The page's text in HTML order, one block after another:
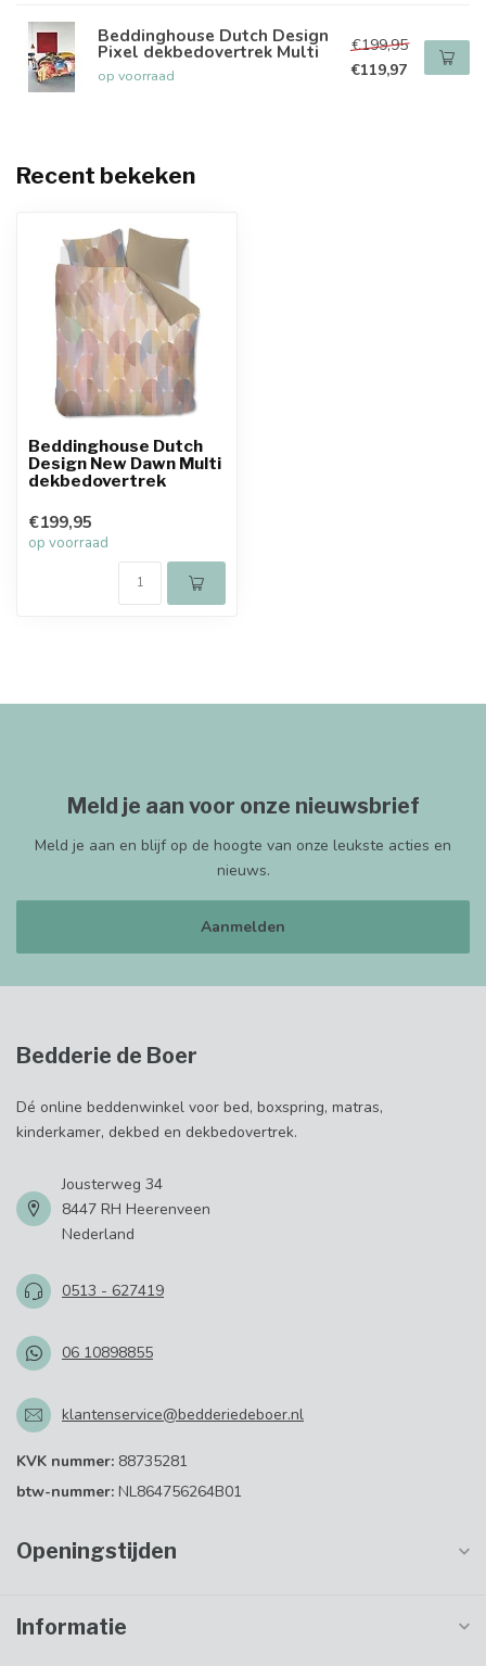
Beddinghouse Dutch Design
Pixel dekbedovertrek Multi
op voorraad
€199,95
€119,97
Recent bekeken
Beddinghouse Dutch
Design New Dawn Multi
dekbedovertrek
€199,95
op voorraad
Meld je aan voor onze nieuwsbrief
Meld je aan en blijf op de hoogte van onze leukste acties en
nieuws.
Aanmelden
Bedderie de Boer
Dé online beddenwinkel voor bed, boxspring, matras,
kinderkamer, dekbed en dekbedovertrek.
Jousterweg 34
8447 RH Heerenveen
Nederland
0513 - 627419
06 10898855
klantenservice@bedderiedeboer.nl
KVK nummer: 88735281
btw-nummer: NL864756264B01
Openingstijden
Informatie